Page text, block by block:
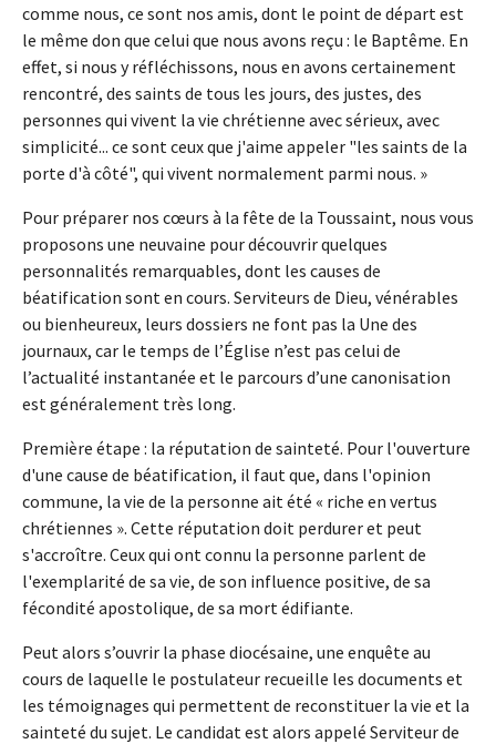
comme nous, ce sont nos amis, dont le point de départ est
le même don que celui que nous avons reçu : le Baptême. En
effet, si nous y réfléchissons, nous en avons certainement
rencontré, des saints de tous les jours, des justes, des
personnes qui vivent la vie chrétienne avec sérieux, avec
simplicité... ce sont ceux que j'aime appeler "les saints de la
porte d'à côté", qui vivent normalement parmi nous. »
Pour préparer nos cœurs à la fête de la Toussaint, nous vous
proposons une neuvaine pour découvrir quelques
personnalités remarquables, dont les causes de
béatification sont en cours. Serviteurs de Dieu, vénérables
ou bienheureux, leurs dossiers ne font pas la Une des
journaux, car le temps de l’Église n’est pas celui de
l’actualité instantanée et le parcours d’une canonisation
est généralement très long.
Première étape : la réputation de sainteté. Pour l'ouverture
d'une cause de béatification, il faut que, dans l'opinion
commune, la vie de la personne ait été « riche en vertus
chrétiennes ». Cette réputation doit perdurer et peut
s'accroître. Ceux qui ont connu la personne parlent de
l'exemplarité de sa vie, de son influence positive, de sa
fécondité apostolique, de sa mort édifiante.
Peut alors s’ouvrir la phase diocésaine, une enquête au
cours de laquelle le postulateur recueille les documents et
les témoignages qui permettent de reconstituer la vie et la
sainteté du sujet. Le candidat est alors appelé Serviteur de